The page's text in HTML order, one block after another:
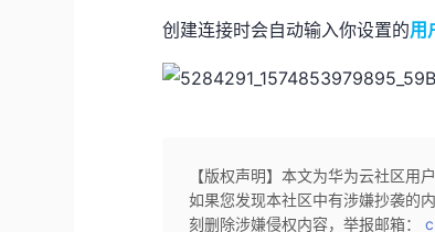
创建连接时会自动输入你设置的用
【版权声明】本文为华为云社区用
如果您发现本社区中有涉嫌抄袭的
刻删除涉嫌侵权内容，举报邮箱：